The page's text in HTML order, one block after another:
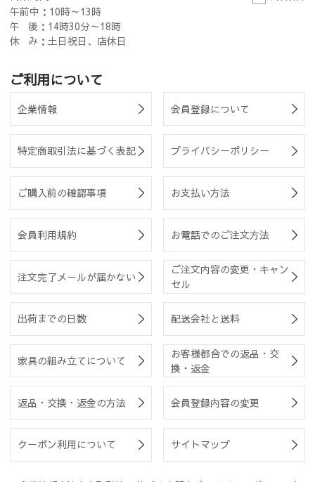
午前中：10時～13時
午 後：14時30分～18時
休 み：土日祝日、店休日
ご利用について
企業情報 会員登録について
特定商取引法に基づく表記 プライバシーポリシー
ご購入前の確認事項 お支払い方法
会員利用規約 お電話でのご注文方法
注文完了メールが届かない
ご注文内容の変更・キャン
セル
出荷までの日数 配送会社と送料
家具の組み立てについて
お客様都合での返品・交
換・返金
返品・交換・返金の方法 会員登録内容の変更
クーポン利用について サイトマップ